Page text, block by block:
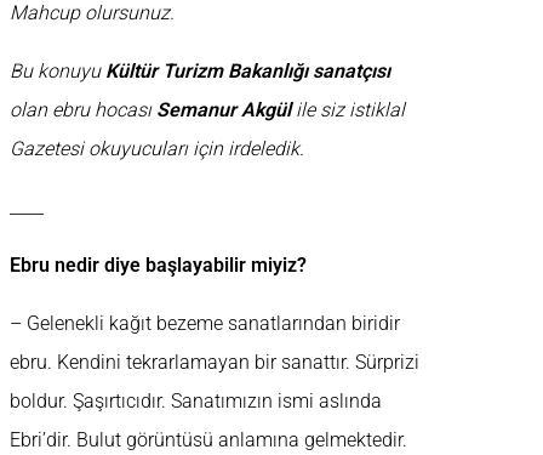
Mahcup olursunuz.
Bu konuyu Kültür Turizm Bakanlığı sanatçısı
olan ebru hocası Semanur Akgülile siz istiklal
Gazetesi okuyucuları için irdeledik.
Ebru nedir diye başlayabilir miyiz?
– Gelenekli kağıt bezeme sanatlarından biridir
ebru. Kendini tekrarlamayan bir sanattır. Sürprizi
boldur. Şaşırtıcıdır. Sanatımızın ismi aslında
Ebri’dir. Bulut görüntüsü anlamına gelmektedir.